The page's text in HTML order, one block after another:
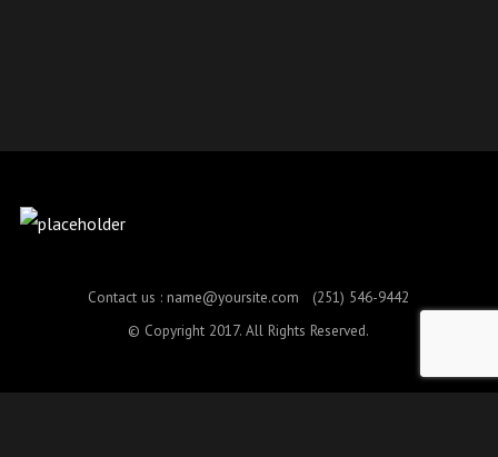
Contact us : name@yoursite.com (251) 546-9442
© Copyright 2017. All Rights Reserved.